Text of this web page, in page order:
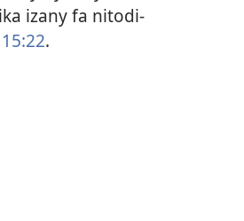
izany fa nitodi-
.